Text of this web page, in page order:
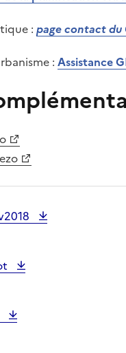
: page contact du
: Assistance